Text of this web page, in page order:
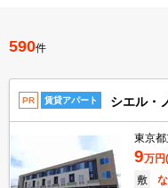
590件
PR 賃貸アパート シエル
東京都
9万円
敷